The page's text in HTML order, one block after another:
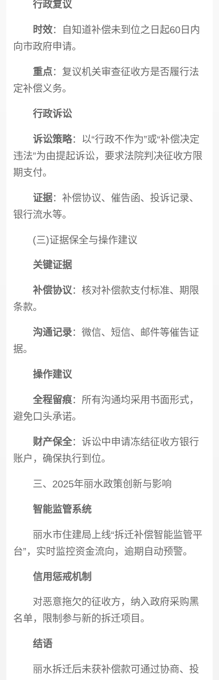
行政复议
时效：自知道补偿未到位之日起60日内
向市政府申请。
重点：复议机关审查征收方是否履行法
定补偿义务。
行政诉讼
诉讼策略：以“行政不作为”或“补偿决定
违法”为由提起诉讼，要求法院判决征收方限
期支付。
证据：补偿协议、催告函、投诉记录、
银行流水等。
(三)证据保全与操作建议
关键证据
补偿协议：核对补偿款支付标准、期限
条款。
沟通记录：微信、短信、邮件等催告证
据。
操作建议
全程留痕：所有沟通均采用书面形式，
避免口头承诺。
财产保全：诉讼中申请冻结征收方银行
账户，确保执行到位。
三、2025年丽水政策创新与影响
智能监管系统
丽水市住建局上线“拆迁补偿智能监管平
台”，实时监控资金流向，逾期自动预警。
信用惩戒机制
对恶意拖欠的征收方，纳入政府采购黑
名单，限制参与新的拆迁项目。
结语
丽水拆迁后未获补偿款可通过协商、投